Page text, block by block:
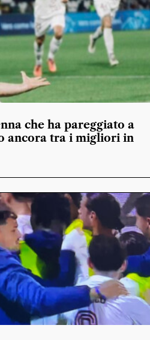
che ha pareggiato a
ancora tra i migliori in